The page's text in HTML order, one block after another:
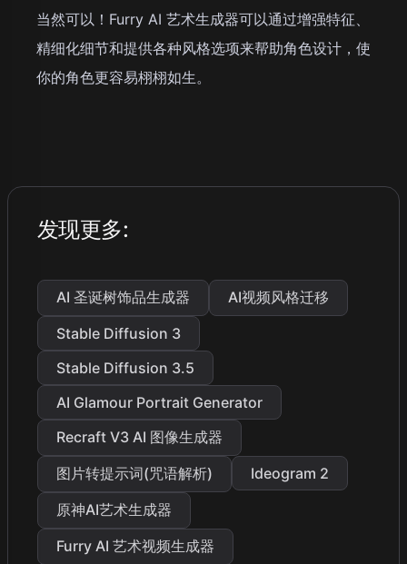
当然可以！Furry AI 艺术生成器可以通过增强特征、
精细化细节和提供各种风格选项来帮助角色设计，使
你的角色更容易栩栩如生。
发现更多:
AI 圣诞树饰品生成器
AI视频风格迁移
Stable Diffusion 3
Stable Diffusion 3.5
AI Glamour Portrait Generator
Recraft V3 AI 图像生成器
图片转提示词(咒语解析)
Ideogram 2
原神AI艺术生成器
Furry AI 艺术视频生成器